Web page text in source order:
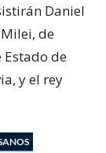
Daniel
de
de
y el rey